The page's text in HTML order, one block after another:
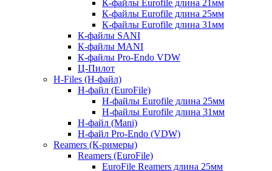
К-файлы Eurofile длина 21мм
К-файлы Eurofile длина 25мм
К-файлы Eurofile длина 31мм
К-файлы SANI
К-файлы MANI
К-файлы Pro-Endo VDW
Ц-Пилот
H-Files (Н-файл)
Н-файл (EuroFile)
Н-файлы Eurofile длина 25мм
Н-файлы Eurofile длина 31мм
Н-файл (Mani)
Н-файл Pro-Endo (VDW)
Reamers (К-римеры)
Reamers (EuroFile)
EuroFile Reamers длина 25мм